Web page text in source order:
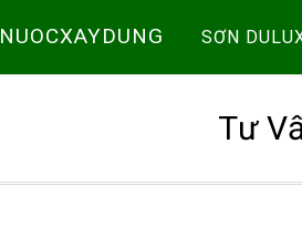
SƠN
Tư